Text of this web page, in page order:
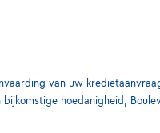
van uw
bijkomstige hoedanigheid,